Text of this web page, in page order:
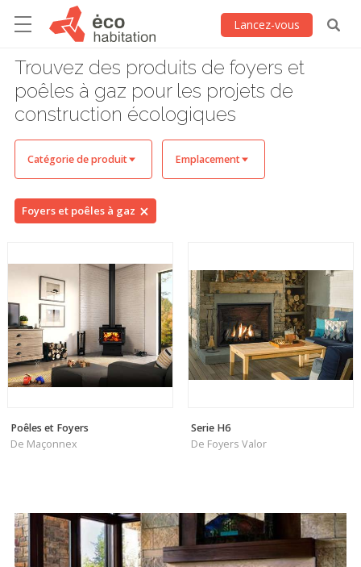
Lancez-vous
Trouvez des produits de foyers et
poêles à gaz pour les projets de
construction écologiques
Catégorie de produit Emplacement
Foyers et poêles à gaz
Poêles et Foyers
De Maçonnex
Serie H6
De Foyers Valor